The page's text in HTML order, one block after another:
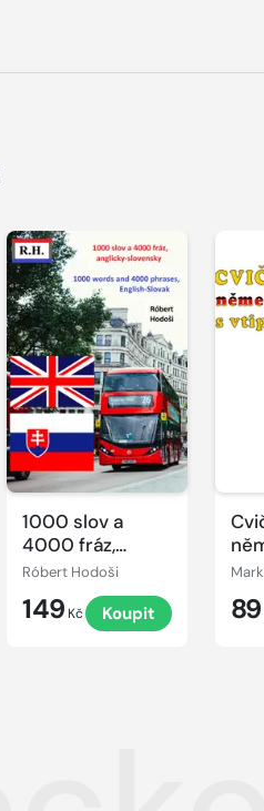
1000 slov a
4000 fráz,
anglicky-
slovensky
Róbert Hodoši
149 Kč Koupit 89